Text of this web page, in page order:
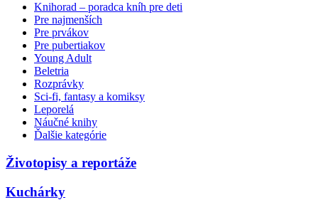
Knihorad – poradca kníh pre deti
Pre najmenších
Pre prvákov
Pre pubertiakov
Young Adult
Beletria
Rozprávky
Sci-fi, fantasy a komiksy
Leporelá
Náučné knihy
Ďalšie kategórie
Životopisy a reportáže
Kuchárky